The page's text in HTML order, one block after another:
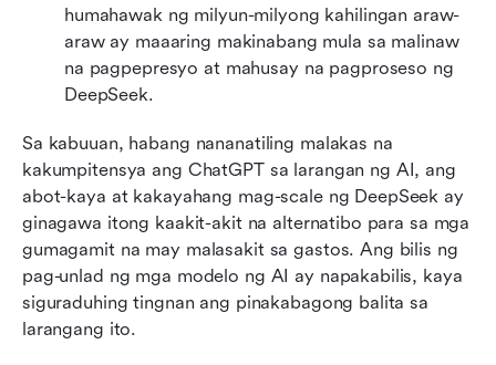
humahawak ng milyun-milyong kahilingan araw-
araw ay maaaring makinabang mula sa malinaw
na pagpepresyo at mahusay na pagproseso ng
DeepSeek.
Sa kabuuan, habang nananatiling malakas na
kakumpitensya ang ChatGPT sa larangan ng AI, ang
abot-kaya at kakayahang mag-scale ng DeepSeek ay
ginagawa itong kaakit-akit na alternatibo para sa mga
gumagamit na may malasakit sa gastos. Ang bilis ng
pag-unlad ng mga modelo ng AI ay napakabilis, kaya
siguraduhing tingnan ang pinakabagong balita sa
larangang ito.